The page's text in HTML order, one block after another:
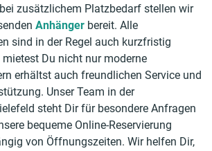
zusätzlichem Platzbedarf stellen wir
Anhänger bereit. Alle
sind in der Regel auch kurzfristig
Du nicht nur moderne
erhältst auch freundlichen Service und
Unser Team in der
steht Dir für besondere Anfragen
bequeme Online-Reservierung
von Öffnungszeiten. Wir helfen Dir,